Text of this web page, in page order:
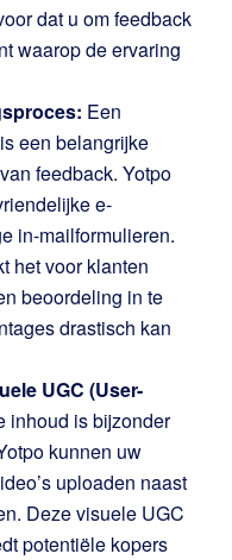
dat u om feedback
waarop de ervaring
Een
een belangrijke
feedback. Yotpo
e-
in-mailformulieren.
het voor klanten
beoordeling in te
drastisch kan
UGC (User-
inhoud is bijzonder
kunnen uw
uploaden naast
Deze visuele UGC
potentiële kopers